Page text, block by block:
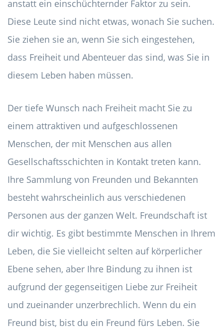
anstatt ein einschüchternder Faktor zu sein.
Diese Leute sind nicht etwas, wonach Sie suchen.
Sie ziehen sie an, wenn Sie sich eingestehen,
dass Freiheit und Abenteuer das sind, was Sie in
diesem Leben haben müssen.
Der tiefe Wunsch nach Freiheit macht Sie zu
einem attraktiven und aufgeschlossenen
Menschen, der mit Menschen aus allen
Gesellschaftsschichten in Kontakt treten kann.
Ihre Sammlung von Freunden und Bekannten
besteht wahrscheinlich aus verschiedenen
Personen aus der ganzen Welt. Freundschaft ist
dir wichtig. Es gibt bestimmte Menschen in Ihrem
Leben, die Sie vielleicht selten auf körperlicher
Ebene sehen, aber Ihre Bindung zu ihnen ist
aufgrund der gegenseitigen Liebe zur Freiheit
und zueinander unzerbrechlich. Wenn du ein
Freund bist, bist du ein Freund fürs Leben. Sie